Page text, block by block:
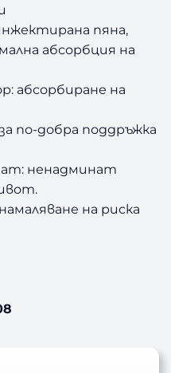
пяна,
абсорбция на
абсорбиране на
по-добра поддръжка
ненадминат
на риска